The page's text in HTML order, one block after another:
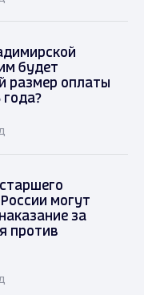
будет
размер оплаты
года?
могут
за
против